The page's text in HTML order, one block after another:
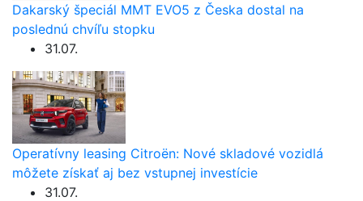
Dakarský špeciál MMT EVO5 z Česka dostal na
poslednú chvíľu stopku
31.07.
Operatívny leasing Citroën: Nové skladové vozidlá
môžete získať aj bez vstupnej investície
31.07.